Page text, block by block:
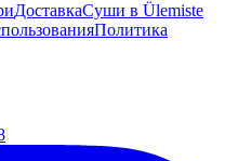
ДоставкаСуши в Ülemiste
Политика